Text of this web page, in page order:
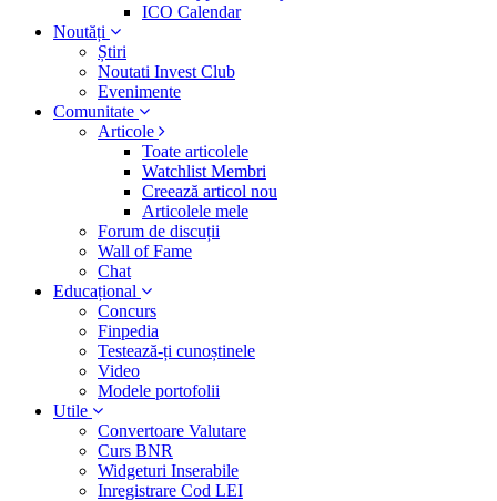
ICO Calendar
Noutăți
Știri
Noutati Invest Club
Evenimente
Comunitate
Articole
Toate articolele
Watchlist Membri
Creează articol nou
Articolele mele
Forum de discuții
Wall of Fame
Chat
Educațional
Concurs
Finpedia
Testează-ți cunoștinele
Video
Modele portofolii
Utile
Convertoare Valutare
Curs BNR
Widgeturi Inserabile
Inregistrare Cod LEI